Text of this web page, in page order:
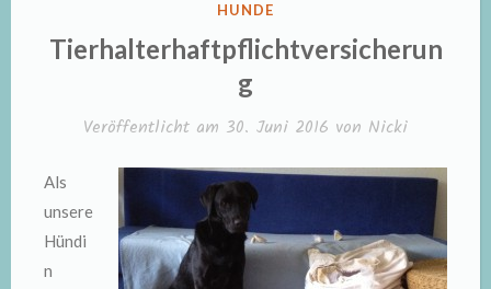
VERÖFFENTLICHT
HUNDE
Tierhalterhaftpflichtversicherun
g
Veröffentlicht am 30. Juni 2016 von Nicki
Als
unsere
Hündi
n